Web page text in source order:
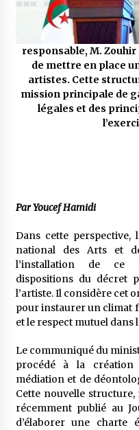
5 ans ago
Le bouc de
5 ans
Le monstrueux
algérien)
Un conte
Tradition
responsable, M.
de mettre en place
artistes. Cette
mission principale de
légales et des
Par Youcef Hamidi
Dans cette
national des Arts et
l’installation de ce
dispositions du décret
l’artiste. Il considère cet
pour instaurer un climat
et le respect mutuel dans
Le communiqué du
procédé à la création
médiation et de
Cette nouvelle
récemment publié au
d’élaborer une charte